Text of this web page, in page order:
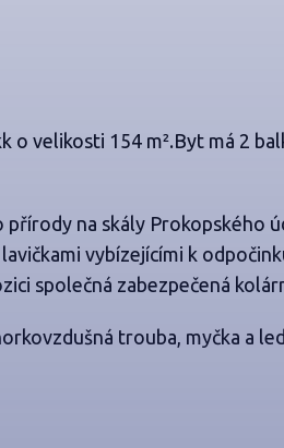
o velikosti 154 m².Byt má 2
na skály Prokopského
vybízejícími k
společná zabezpečená
trouba, myčka a